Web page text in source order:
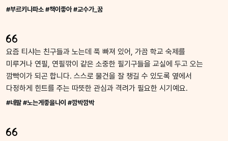
#부르키나파소 #책이좋아 #교수가_꿈
요즘 티샤는 친구들과 노는데 푹 빠져 있어, 가끔 학교 숙제를
미루거나 연필, 연필깎이 같은 소중한 필기구들을 교실에 두고 오는
깜빡이가 되곤 합니다. 스스로 물건을 잘 챙길 수 있도록 옆에서
다정하게 힌트를 주는 따뜻한 관심과 격려가 필요한 시기예요.
#네팔 #노는게좋을나이 #깜박깜박